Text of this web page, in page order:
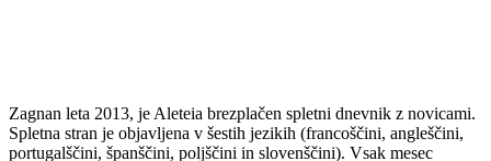
Zagnan leta 2013, je Aleteia brezplačen spletni dnevnik z novicami.
Spletna stran je objavljena v šestih jezikih (francoščini, angleščini,
portugalščini, španščini, poljščini in slovenščini). Vsak mesec